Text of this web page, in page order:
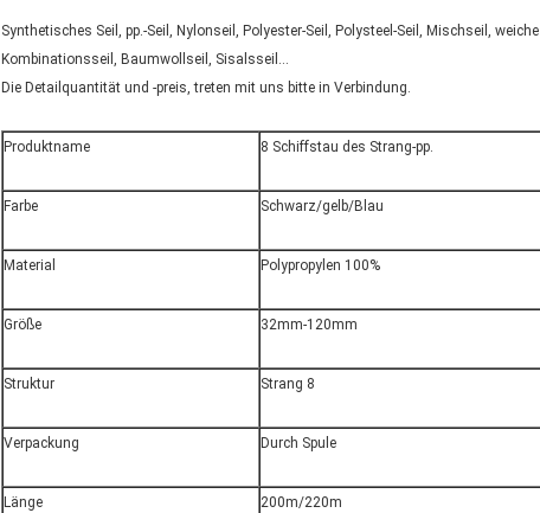
Synthetisches Seil, pp.-Seil, Nylonseil, Polyester-Seil, Polysteel-Seil, Mischseil,
Kombinationsseil, Baumwollseil, Sisalsseil…
Die Detailquantität und -preis, treten mit uns bitte in Verbindung.
Produktname 8 Schiffstau des Strang-pp.
Farbe Schwarz/gelb/Blau
Material Polypropylen 100%
Größe 32mm-120mm
Struktur Strang 8
Verpackung Durch Spule
Länge 200m/220m